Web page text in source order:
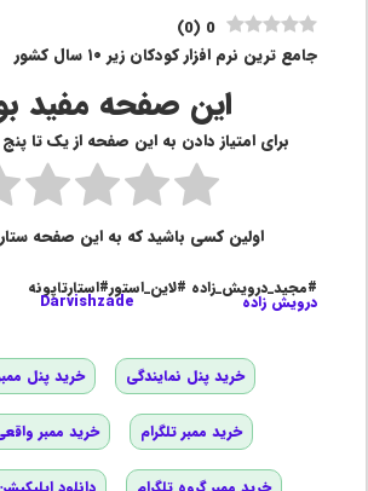
0
(
0
)
جامع ترین نرم افزار کودکان زیر ۱۰ سال کشور
این صفحه مفید
برای امتیاز دادن به این صفحه از یک تا
اولین کسی باشید که به این صفحه
#مجید_درویش_زاده #لاین_استور#استارتاپونه
درویش زاده Darvishzade
خرید پنل نمایندگی خرید پنل
خرید ممبر تلگرام خرید ممبر